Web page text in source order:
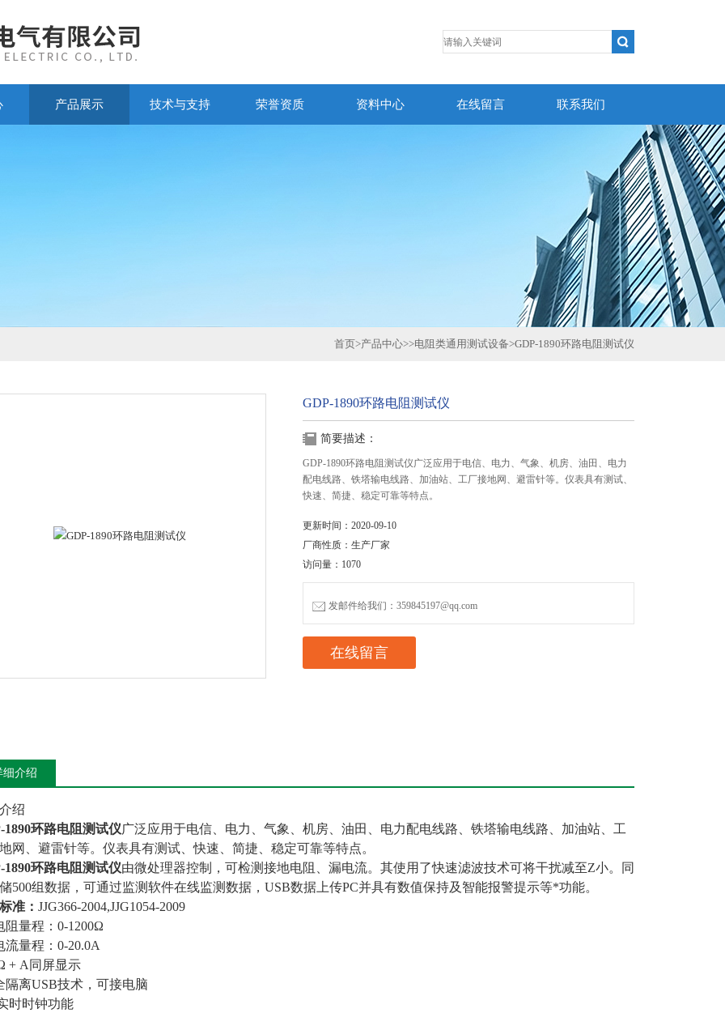
产品展示 技术与支持 荣誉资质 资料中心 在线留言 联系我们
首页>产品中心>>电阻类通用测试设备>GDP-1890环路电阻测试仪
GDP-1890环路电阻测试仪
简要描述：
GDP-1890环路电阻测试仪广泛应用于电信、电力、气象、机房、油田、电力
配电线路、铁塔输电线路、加油站、工厂接地网、避雷针等。仪表具有测试、
快速、简捷、稳定可靠等特点。
更新时间：2020-09-10
厂商性质：生产厂家
访问量：1070
发邮件给我们：359845197@qq.com
在线留言
细介绍
绍
1890环路电阻测试仪广泛应用于电信、电力、气象、机房、油田、电力配电线路、铁塔输电线路、加油站、工
网、避雷针等。仪表具有测试、快速、简捷、稳定可靠等特点。
1890环路电阻测试仪由微处理器控制，可检测接地电阻、漏电流。其使用了快速滤波技术可将干扰减至Z小。同
500组数据，可通过监测软件在线监测数据，USB数据上传PC并具有数值保持及智能报警提示等*功能。
准： JJG366-2004,JJG1054-2009
阻量程：0-1200Ω
流量程：0-20.0A
+ A同屏显示
隔离USB技术，可接电脑
时时钟功能